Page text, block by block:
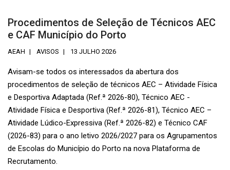
Procedimentos de Seleção de Técnicos AEC
e CAF Município do Porto
AEAH AVISOS 13 JULHO 2026
Avisam-se todos os interessados da abertura dos
procedimentos de seleção de técnicos AEC – Atividade Física
e Desportiva Adaptada (Ref.ª 2026-80), Técnico AEC -
Atividade Física e Desportiva (Ref.ª 2026-81), Técnico AEC –
Atividade Lúdico-Expressiva (Ref.ª 2026-82) e Técnico CAF
(2026-83) para o ano letivo 2026/2027 para os Agrupamentos
de Escolas do Município do Porto na nova Plataforma de
Recrutamento.